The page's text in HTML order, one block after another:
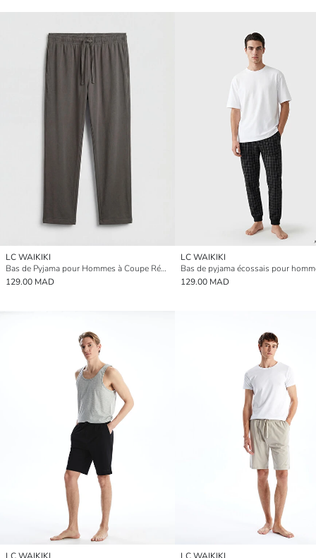
LC WAIKIKI
Bas de Pyjama pour Hommes à Coupe Régulière
129.00 MAD
LC WAIKIKI
129.00 MAD
LC WAIKIKI LC WAIKIKI